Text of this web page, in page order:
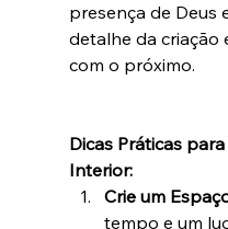
presença de Deus
detalhe da criação
com o próximo.
Dicas Práticas
Interior:
Crie um
tempo e um